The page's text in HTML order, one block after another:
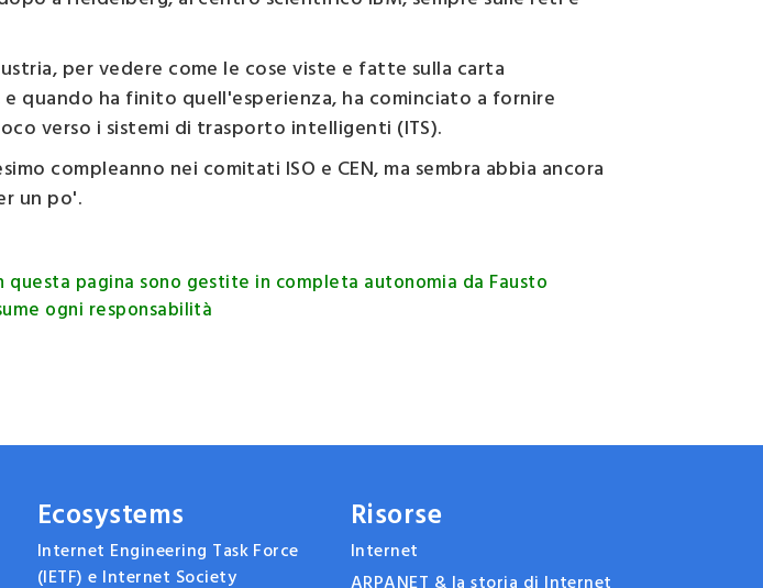
per vedere come le cose viste e fatte sulla carta
quando ha finito quell'esperienza, ha cominciato a fornire
verso i sistemi di trasporto intelligenti (ITS).
compleanno nei comitati ISO e CEN, ma sembra abbia ancora
un po'.
pagina sono gestite in completa autonomia da Fausto
ogni responsabilità
Ecosystems
Internet Engineering Task Force
(IETF) e Internet Society
Risorse
Internet